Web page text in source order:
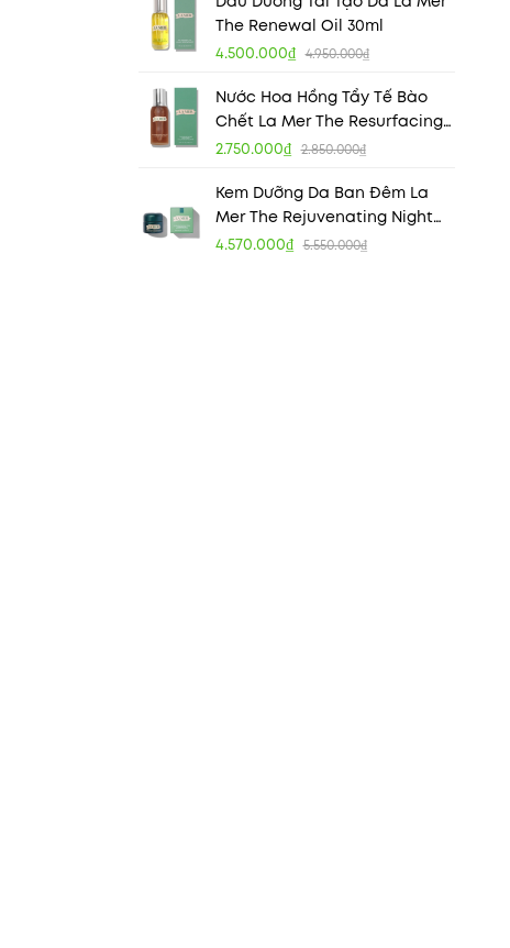
The Renewal Oil 30ml
4.500.000₫ 4.950.000₫
Nước Hoa Hồng Tẩy Tế Bào
Chết La Mer The Resurfacing
Treatment 100ml
2.750.000₫ 2.850.000₫
Kem Dưỡng Da Ban Đêm La
Mer The Rejuvenating Night
Cream
4.570.000₫ 5.550.000₫